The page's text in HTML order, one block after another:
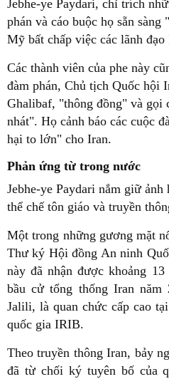
Jebhe-ye Paydari, chỉ trích
phán và cáo buộc họ sẵn
Mỹ bất chấp việc các lãnh
Các thành viên của phe này
đàm phán, Chủ tịch Quốc hội
Ghalibaf, "thông đồng" và gọi
nhát". Họ cảnh báo các cuộc
hại to lớn" cho Iran.
Phản ứng từ trong nước
Jebhe-ye Paydari nắm giữ
thể chế tôn giáo và truyền
Một trong những gương mặt
Thư ký Hội đồng An ninh
này đã nhận được khoảng
bầu cử tổng thống Iran
Jalili, là quan chức cấp cao
quốc gia IRIB.
Theo truyền thông Iran, bảy
đã từ chối ký tuyên bố của